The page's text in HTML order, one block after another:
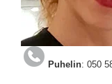
Puhelin: 050